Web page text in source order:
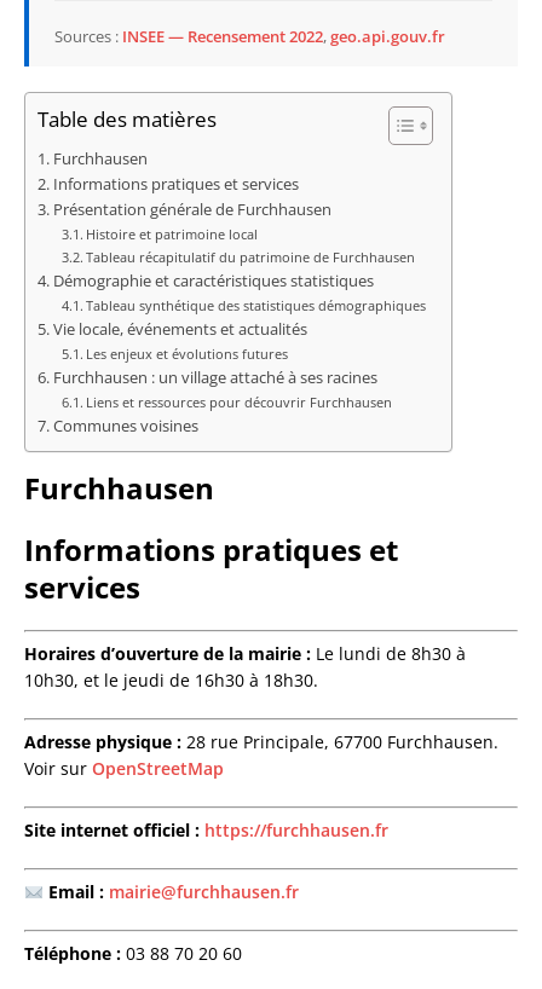
Sources : INSEE — Recensement 2022,geo.api.gouv.fr
Table des matières
Furchhausen
Informations pratiques et services
Présentation générale de Furchhausen
Histoire et patrimoine local
Tableau récapitulatif du patrimoine de Furchhausen
Démographie et caractéristiques statistiques
Tableau synthétique des statistiques démographiques
Vie locale, événements et actualités
Les enjeux et évolutions futures
Furchhausen : un village attaché à ses racines
Liens et ressources pour découvrir Furchhausen
Communes voisines
Furchhausen
Informations pratiques et
services
Horaires d’ouverture de la mairie : Le lundi de 8h30 à
10h30, et le jeudi de 16h30 à 18h30.
Adresse physique : 28 rue Principale, 67700 Furchhausen.
Voir sur OpenStreetMap
Site internet officiel : https://furchhausen.fr
Email : mairie@furchhausen.fr
Téléphone : 03 88 70 20 60